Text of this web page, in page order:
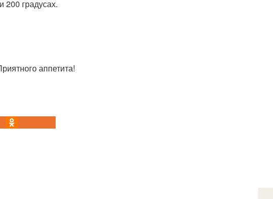
200 градусах.
аппетита!